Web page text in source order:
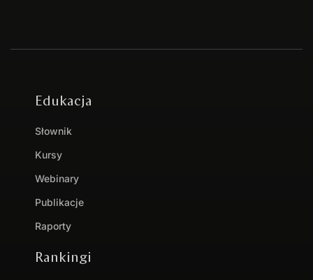
Edukacja
Słownik
Kursy
Webinary
Publikacje
Raporty
Rankingi